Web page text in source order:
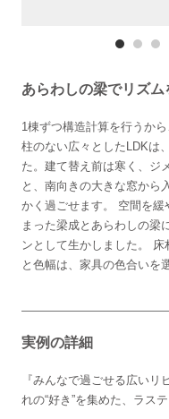
あらわしの梁でリズ
1棟ずつ構造計算を行うか
柱のない広々としたLDKは
た。建て替え前は寒く、ジ
と、南向きの大きな窓から
かく過ごせます。 空間を緩
まった梁成とあらわしの梁
ンとして生かしました。
と色幅は、家具の色合いを
実例の詳細
『みんなで過ごせる広い
れの“好き”を集めた、ラス